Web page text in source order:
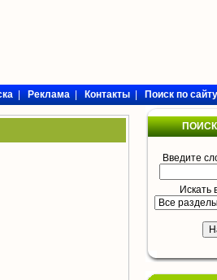
|Реклама|Контакты|Поиск по сайту
Введите
Искать